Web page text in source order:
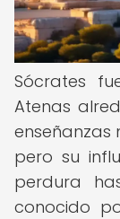
Sócrates
Atenas
enseñanzas
pero su
perdura
conocido